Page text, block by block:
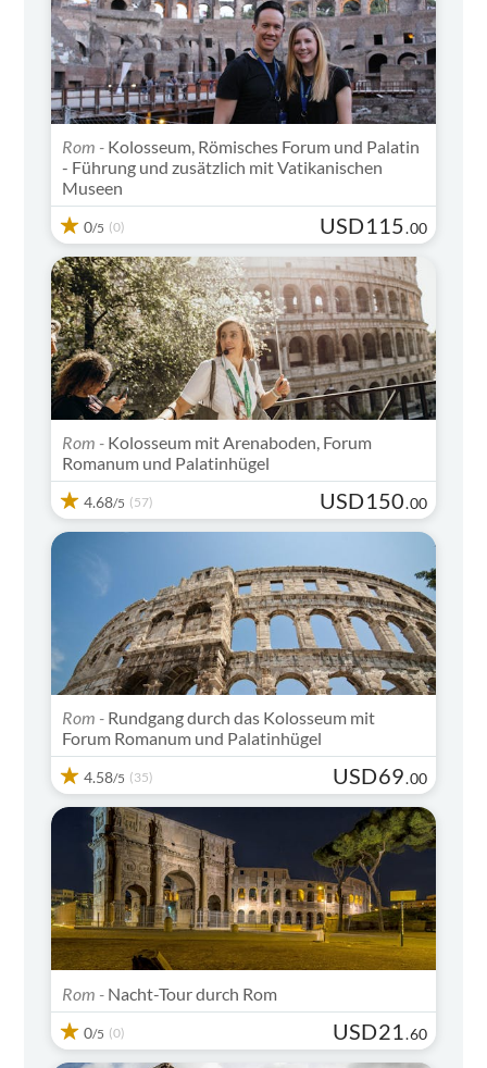
Rom - Kolosseum, Römisches Forum und Palatin
- Führung und zusätzlich mit Vatikanischen
Museen
0/5 (0) USD115.00
Unbedingt anschauen
Rom - Kolosseum mit Arenaboden, Forum
Romanum und Palatinhügel
4.68/5 (57) USD150.00
Rom - Rundgang durch das Kolosseum mit
Forum Romanum und Palatinhügel
4.58/5 (35) USD69.00
Rom - Nacht-Tour durch Rom
0/5 (0) USD21 .60